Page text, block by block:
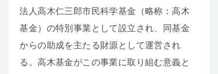
法人高木仁三郎市民科学基金（略称：高木
基金）の特別事業として設立され、同基金
からの助成を主たる財源として運営され
る。高木基金がこの事業に取り組む意義と